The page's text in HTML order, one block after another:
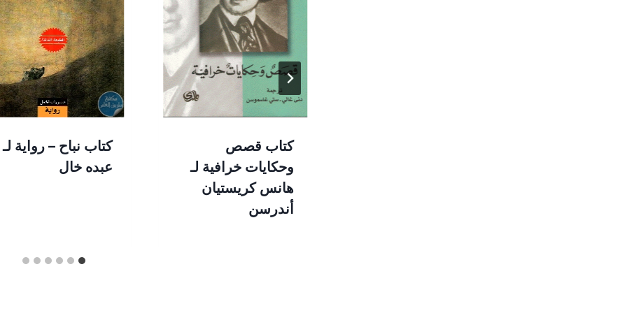
كتاب قصص
وحكايات خرافية لـ
هانس كريستيان
أندرسن
كتاب نباح – رواية لـ
عبده خال